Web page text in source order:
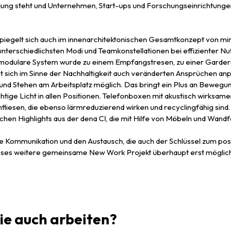
steht und Unternehmen, Start-ups und
sich auch im innenarchitektonischen Gesamtkonzept von
Modi und Teamkonstellationen bei effizienter
System wurde zu einem Empfangstresen, zu einer
sich im Sinne der Nachhaltigkeit auch veränderten Ansprüchen
Stehen am Arbeitsplatz möglich. Das bringt ein Plus an
Licht in allen Positionen. Telefonboxen mit akustisch
die ebenso lärmreduzierend wirken und recyclingfähig
Highlights aus der dena CI, die mit Hilfe von Möbeln und
Kommunikation und den Austausch, die auch der Schlüssel zum
weitere gemeinsame New Work Projekt überhaupt erst
auch arbeiten?